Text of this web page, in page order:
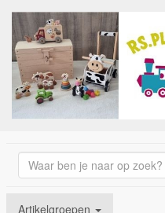
Artikelgroepen